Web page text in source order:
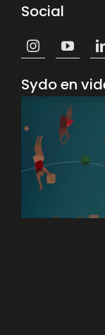
Social
Sydo en